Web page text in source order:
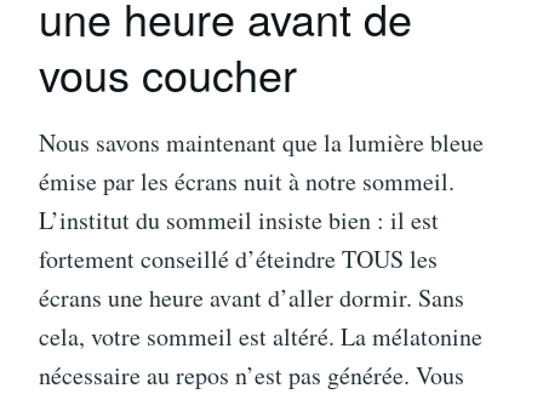
une heure avant de
vous coucher
Nous savons maintenant que la lumière bleue
émise par les écrans nuit à notre sommeil.
L’institut du sommeil insiste bien : il est
fortement conseillé d’éteindre TOUS les
écrans une heure avant d’aller dormir. Sans
cela, votre sommeil est altéré. La mélatonine
nécessaire au repos n’est pas générée. Vous